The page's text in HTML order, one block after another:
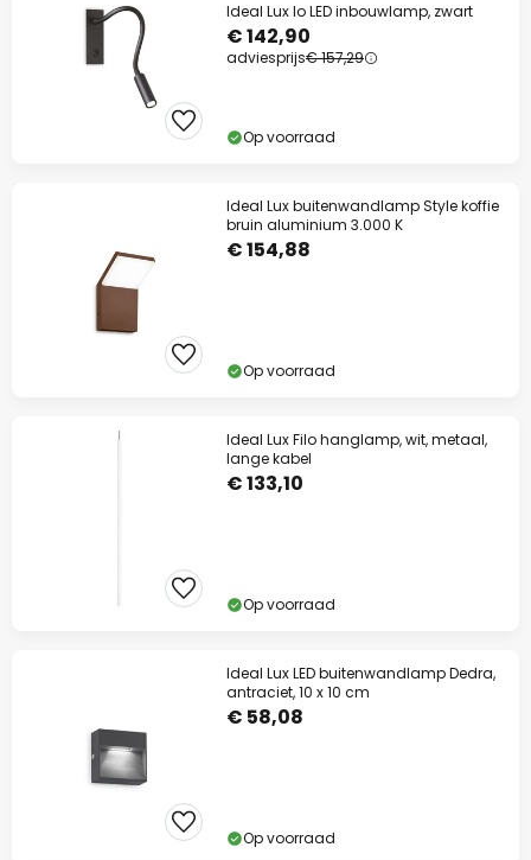
Ideal Lux Io LED inbouwlamp, zwart
€ 142,90
adviesprijs€ 157,29
Op voorraad
Ideal Lux buitenwandlamp Style koffie
bruin aluminium 3.000 K
€ 154,88
Op voorraad
Ideal Lux Filo hanglamp, wit, metaal,
lange kabel
€ 133,10
Op voorraad
Ideal Lux LED buitenwandlamp Dedra,
antraciet, 10 x 10 cm
€ 58,08
Op voorraad